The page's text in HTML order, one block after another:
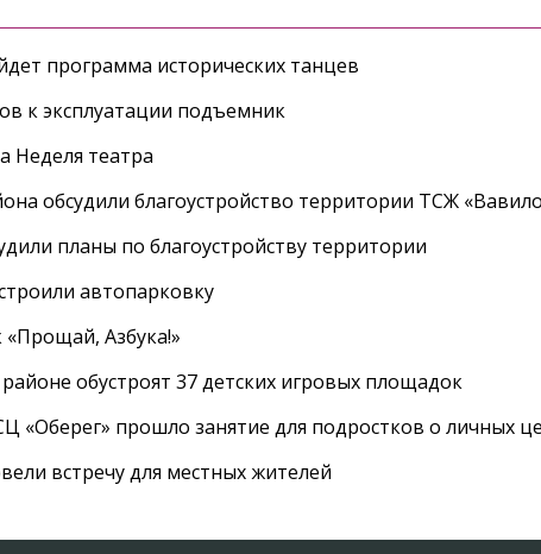
программа исторических танцев
к эксплуатации подъемник
Неделя театра
обсудили благоустройство территории ТСЖ
планы по благоустройству территории
автопарковку
Азбука!»
обустроят 37 детских игровых площадок
«Оберег» прошло занятие для подростков о личных
встречу для местных жителей